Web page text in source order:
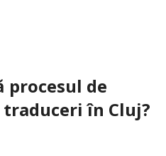
procesul de
în Cluj?